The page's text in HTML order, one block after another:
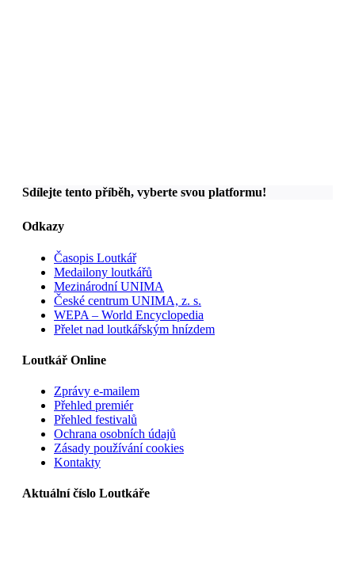
Sdílejte tento příběh, vyberte svou platformu!
Odkazy
Časopis Loutkář
Medailony loutkářů
Mezinárodní UNIMA
České centrum UNIMA, z. s.
WEPA – World Encyclopedia
Přelet nad loutkářským hnízdem
Loutkář Online
Zprávy e-mailem
Přehled premiér
Přehled festivalů
Ochrana osobních údajů
Zásady používání cookies
Kontakty
Aktuální číslo Loutkáře